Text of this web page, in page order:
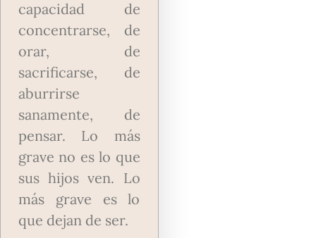
capacidad de
concentrarse, de
orar, de
sacrificarse, de
aburrirse
sanamente, de
pensar. Lo más
grave no es lo que
sus hijos ven. Lo
más grave es lo
que dejan de ser.